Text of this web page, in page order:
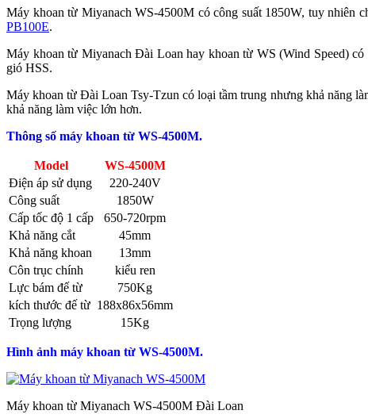
Máy khoan từ Miyanach WS-4500M có công suất 1850W, tuy nhiên
PB100E.
Máy khoan từ Miyanach Đài Loan hay khoan từ WS (Wind Speed)
gió HSS.
Máy khoan từ Đài Loan Tsy-Tzun có loại tầm trung nhưng khả năng
khả năng làm việc lớn hơn.
Thông số máy khoan từ WS-4500M.
Model
WS-4500M
Điện áp sử dụng
220-240V
Công suất
1850W
Cấp tốc độ 1 cấp
650-720rpm
Khả năng cắt
45mm
Khả năng khoan
13mm
Côn trục chính
kiểu ren
Lực bám đế từ
750Kg
kích thước đế từ 188x86x56mm
Trọng lượng
15Kg
Hình ảnh máy khoan từ WS-4500M.
Máy khoan từ Miyanach WS-4500M Đài Loan